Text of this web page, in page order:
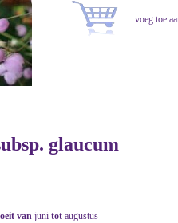
glaucum
van juni tot augustus